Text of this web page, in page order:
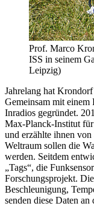
Prof. Marco
ISS in seinem
Leipzig)
Jahrelang hat
Gemeinsam mit einem
Inradios gegründet.
Max-Planck-Institut
und erzählte ihnen
Weltraum sollen die
werden. Seitdem
„Tags“, die
Forschungsprojekt.
Beschleunigung,
senden diese Daten an